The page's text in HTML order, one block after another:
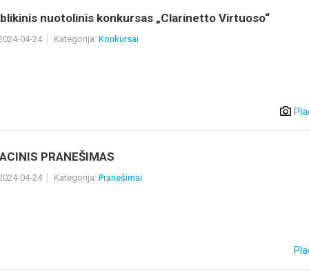
nuotolinis konkursas „Clarinetto Virtuoso“
04-24 Kategorija: Konkursai
PRANEŠIMAS
04-24 Kategorija: Pranešimai